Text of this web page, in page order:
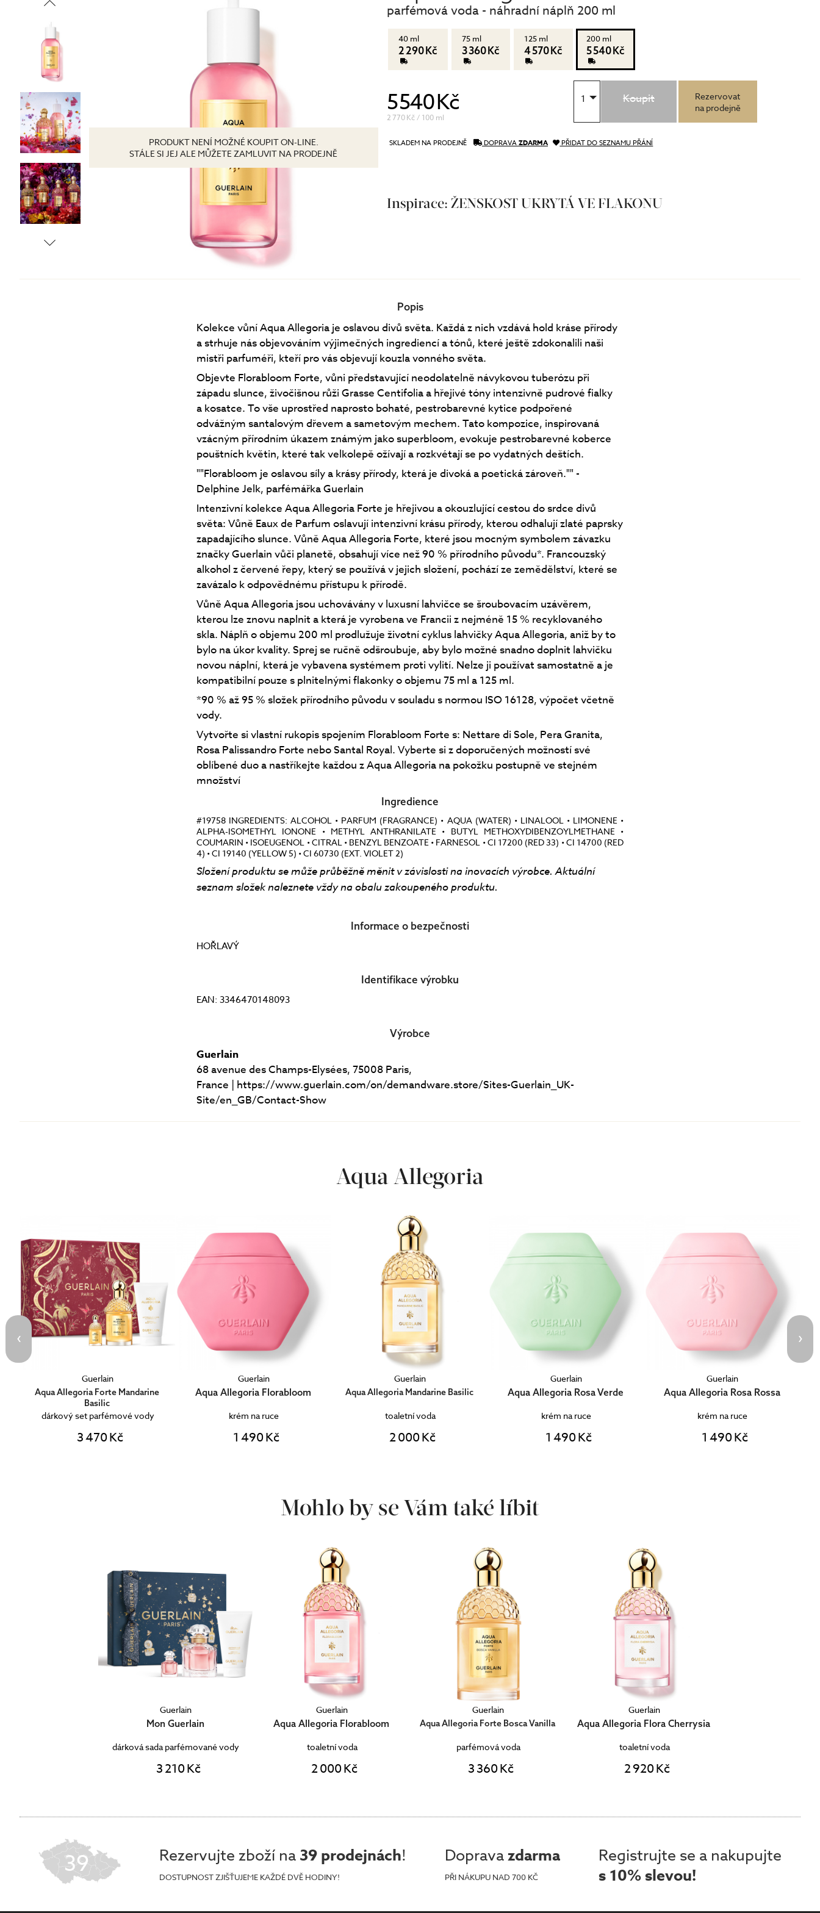
24 hodinové
BB/CC krémy
péče o řasy a obočí
Dárkové kazety
TĚLO
parfémová voda - náhradní náplň 200 ml
PRODUKT NENÍ MOŽNÉ KOUPIT ON-LINE.
STÁLE SI JEJ ALE MŮŽETE ZAMLUVIT NA PRODEJNĚ
40 ml
2 290 Kč
75 ml
3 360 Kč
125 ml
4 570 Kč
200 ml
5 540 Kč
5 540 Kč
2 770 Kč / 100 ml
1 Koupit
Rezervovat
na prodejně
SKLADEM NA PRODEJNĚ DOPRAVA ZDARMA PŘIDAT DO SEZNAMU PŘÁNÍ
Inspirace: ŽENSKOST UKRYTÁ VE FLAKONU
Popis
Kolekce vůní Aqua Allegoria je oslavou divů světa. Každá z nich vzdává hold kráse přírody
a strhuje nás objevováním výjimečných ingrediencí a tónů, které ještě zdokonalili naši
mistři parfuméři, kteří pro vás objevují kouzla vonného světa.
Objevte Florabloom Forte, vůni představující neodolatelně návykovou tuberózu při
západu slunce, živočišnou růži Grasse Centifolia a hřejivé tóny intenzivně pudrové fialky
a kosatce. To vše uprostřed naprosto bohaté, pestrobarevné kytice podpořené
odvážným santalovým dřevem a sametovým mechem. Tato kompozice, inspirovaná
vzácným přírodním úkazem známým jako superbloom, evokuje pestrobarevné koberce
pouštních květin, které tak velkolepě ožívají a rozkvétají se po vydatných deštích.
""Florabloom je oslavou síly a krásy přírody, která je divoká a poetická zároveň."" -
Delphine Jelk, parfémářka Guerlain
Intenzivní kolekce Aqua Allegoria Forte je hřejivou a okouzlující cestou do srdce divů
světa: Vůně Eaux de Parfum oslavují intenzivní krásu přírody, kterou odhalují zlaté paprsky
zapadajícího slunce. Vůně Aqua Allegoria Forte, které jsou mocným symbolem závazku
značky Guerlain vůči planetě, obsahují více než 90 % přírodního původu*. Francouzský
alkohol z červené řepy, který se používá v jejich složení, pochází ze zemědělství, které se
zavázalo k odpovědnému přístupu k přírodě.
Vůně Aqua Allegoria jsou uchovávány v luxusní lahvičce se šroubovacím uzávěrem,
kterou lze znovu naplnit a která je vyrobena ve Francii z nejméně 15 % recyklovaného
skla. Náplň o objemu 200 ml prodlužuje životní cyklus lahvičky Aqua Allegoria, aniž by to
bylo na úkor kvality. Sprej se ručně odšroubuje, aby bylo možné snadno doplnit lahvičku
novou náplní, která je vybavena systémem proti vylití. Nelze ji používat samostatně a je
kompatibilní pouze s plnitelnými flakonky o objemu 75 ml a 125 ml.
*90 % až 95 % složek přírodního původu v souladu s normou ISO 16128, výpočet včetně
vody.
Vytvořte si vlastní rukopis spojením Florabloom Forte s: Nettare di Sole, Pera Granita,
Rosa Palissandro Forte nebo Santal Royal. Vyberte si z doporučených možností své
oblíbené duo a nastříkejte každou z Aqua Allegoria na pokožku postupně ve stejném
množství
Ingredience
#19758 INGREDIENTS: ALCOHOL • PARFUM (FRAGRANCE) • AQUA (WATER) • LINALOOL • LIMONENE •
ALPHA-ISOMETHYL IONONE • METHYL ANTHRANILATE • BUTYL METHOXYDIBENZOYLMETHANE •
COUMARIN • ISOEUGENOL • CITRAL • BENZYL BENZOATE • FARNESOL • CI 17200 (RED 33) • CI 14700 (RED
4) • CI 19140 (YELLOW 5) • CI 60730 (EXT. VIOLET 2)
Složení produktu se může průběžně měnit v závislosti na inovacích výrobce. Aktuální
seznam složek naleznete vždy na obalu zakoupeného produktu.
Informace o bezpečnosti
HOŘLAVÝ
Identifikace výrobku
EAN: 3346470148093
Výrobce
Guerlain
68 avenue des Champs-Elysées, 75008 Paris,
France | https://www.guerlain.com/on/demandware.store/Sites-Guerlain_UK-
Site/en_GB/Contact-Show
Aqua Allegoria
Guerlain
Aqua Allegoria Florabloom
krém na ruce
1 490 Kč
Guerlain
Aqua Allegoria Mandarine Basilic
toaletní voda
2 000 Kč
Guerlain
Aqua Allegoria Rosa Verde
krém na ruce
1 490 Kč
Guerlain
Aqua Allegoria Rosa Rossa
krém na ruce
1 490 Kč
Guerlain
Aqua Allegoria Mandarine Basilic
krém na ruce
1 490 Kč
Mohlo by se Vám také líbit
Guerlain
Mon Guerlain
dárková sada parfémované vody
3 210 Kč
Guerlain
Aqua Allegoria Florabloom
toaletní voda
2 000 Kč
Guerlain
Aqua Allegoria Forte Bosca Vanilla
parfémová voda
3 360 Kč
Guerlain
Aqua Allegoria Flora Cherrysia
toaletní voda
2 920 Kč
39 Rezervujte zboží na 39 prodejnách!
DOSTUPNOST ZJIŠŤUJEME KAŽDÉ DVĚ HODINY!
Dopravazdarma
PŘI NÁKUPU NAD 700 KČ
Registrujte se a nakupujte
s 10% slevou!